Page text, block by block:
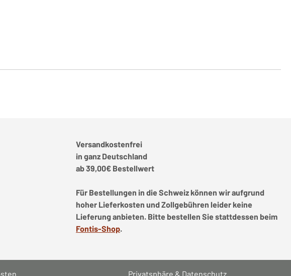
Versandkostenfrei
in ganz Deutschland
ab 39,00€ Bestellwert
Für Bestellungen in die Schweiz können wir aufgrund
hoher Lieferkosten und Zollgebühren leider keine
Lieferung anbieten. Bitte bestellen Sie stattdessen beim
Fontis-Shop.
Privatsphäre & Datenschutz